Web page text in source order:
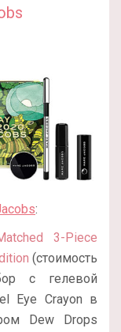
:
3-Piece
(стоимость
с гелевой
Eye Crayon в
Dew Drops